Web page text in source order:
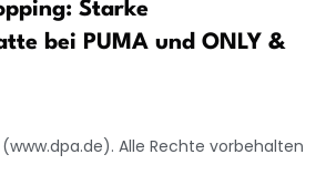
Starke
bei PUMA und ONLY &
Alle Rechte vorbehalten